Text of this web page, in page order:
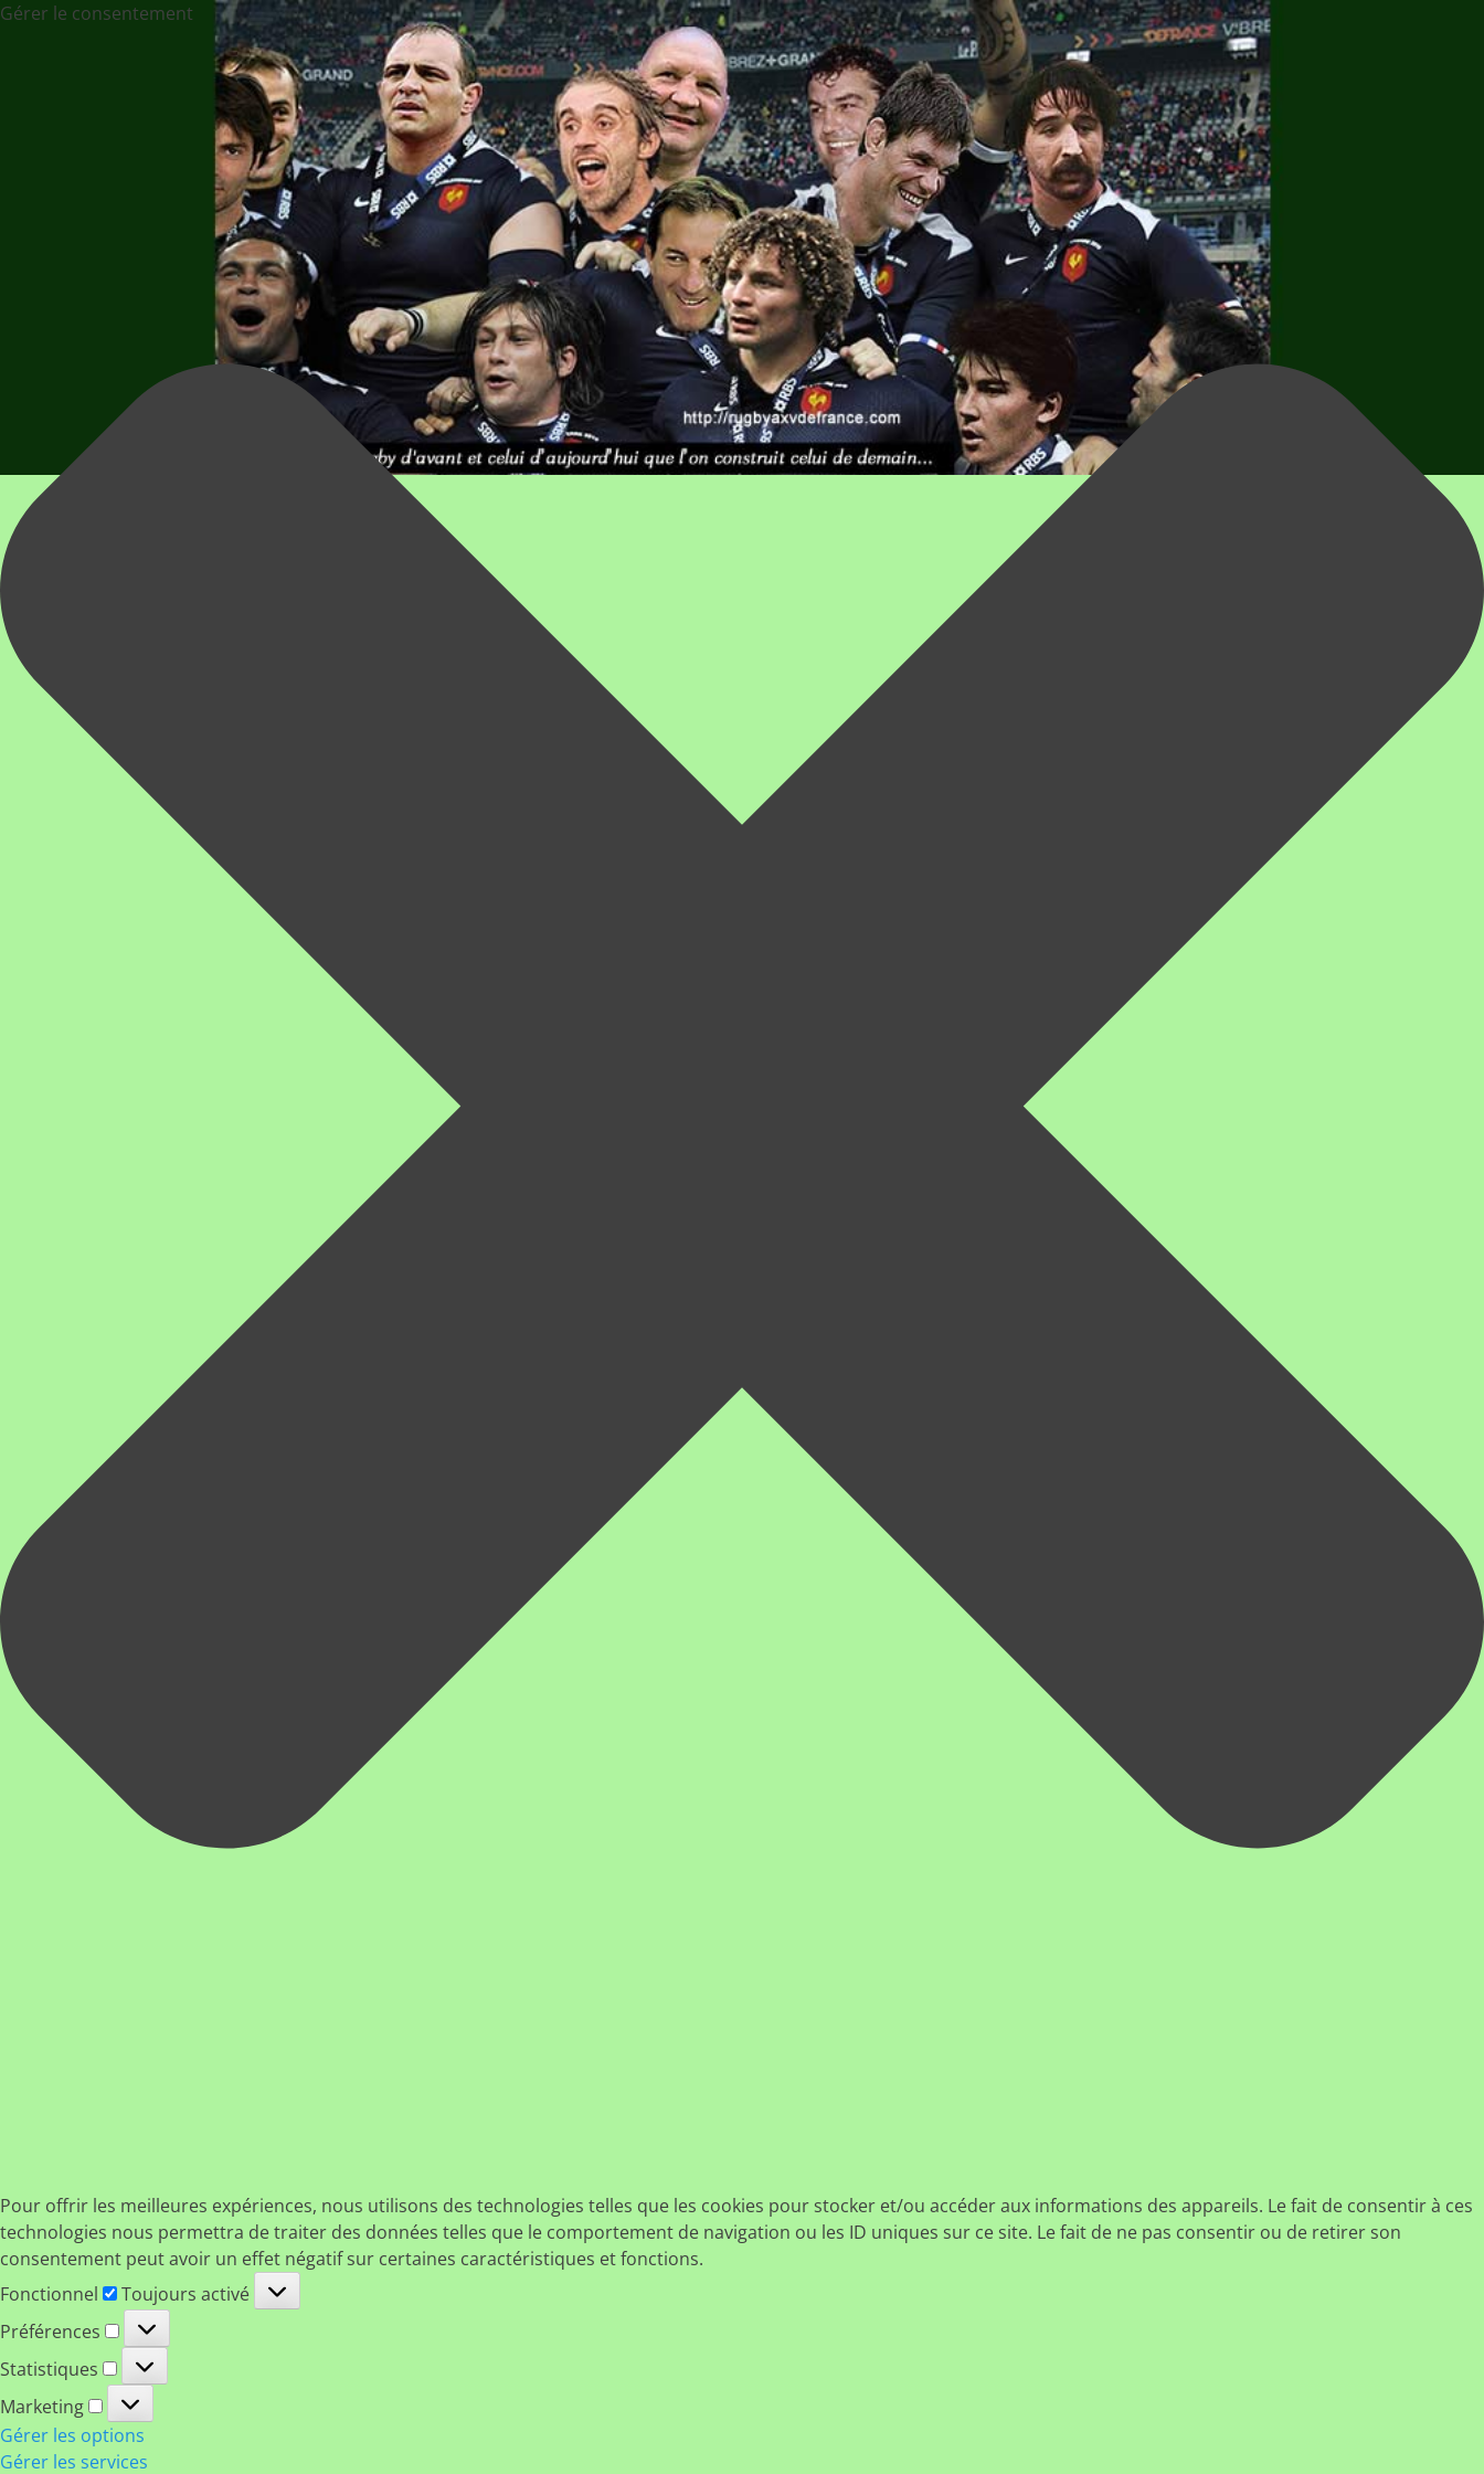
Gérer le consentement
Pour offrir les meilleures expériences, nous utilisons des technologies telles que les cookies pour stocker et/ou accéder aux informations des appareils. Le fait de consentir à ces
technologies nous permettra de traiter des données telles que le comportement de navigation ou les ID uniques sur ce site. Le fait de ne pas consentir ou de retirer son
consentement peut avoir un effet négatif sur certaines caractéristiques et fonctions.
Fonctionnel
Fonctionnel
Toujours activé
Préférences
Préférences
Statistiques
Statistiques
Marketing
Marketing
Gérer les options
Gérer les services